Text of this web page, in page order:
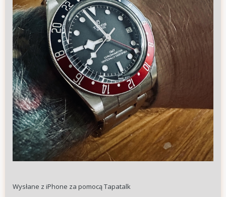
Wysłane z iPhone za pomocą Tapatalk